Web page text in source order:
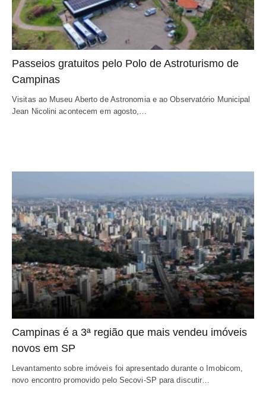
Passeios gratuitos pelo Polo de Astroturismo de
Campinas
Visitas ao Museu Aberto de Astronomia e ao Observatório Municipal
Jean Nicolini acontecem em agosto,…
Campinas é a 3ª região que mais vendeu imóveis
novos em SP
Levantamento sobre imóveis foi apresentado durante o Imobicom,
novo encontro promovido pelo Secovi-SP para discutir…